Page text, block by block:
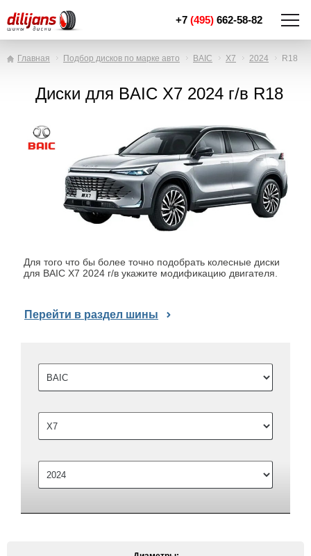
+7 (495) 662-58-82
Главная Подбор дисков по марке авто BAIC X7 2024 R18
Диски для BAIC X7 2024 г/в R18
Для того что бы более точно подобрать колесные диски
для BAIC X7 2024 г/в укажите модификацию двигателя.
Перейти в раздел шины